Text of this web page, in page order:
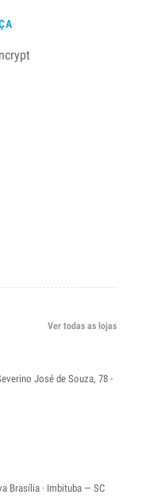
Ver todas as lojas
José de Souza, 78 -
Brasília · Imbituba — SC